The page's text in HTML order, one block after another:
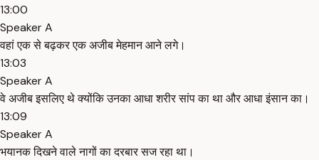
13:00
Speaker A
वहां एक से बढ़कर एक अजीब मेहमान आने लगे।
13:03
Speaker A
वे अजीब इसलिए थे क्योंकि उनका आधा शरीर सांप का था और आधा इंसान का।
13:09
Speaker A
भयानक दिखने वाले नागों का दरबार सज रहा था।